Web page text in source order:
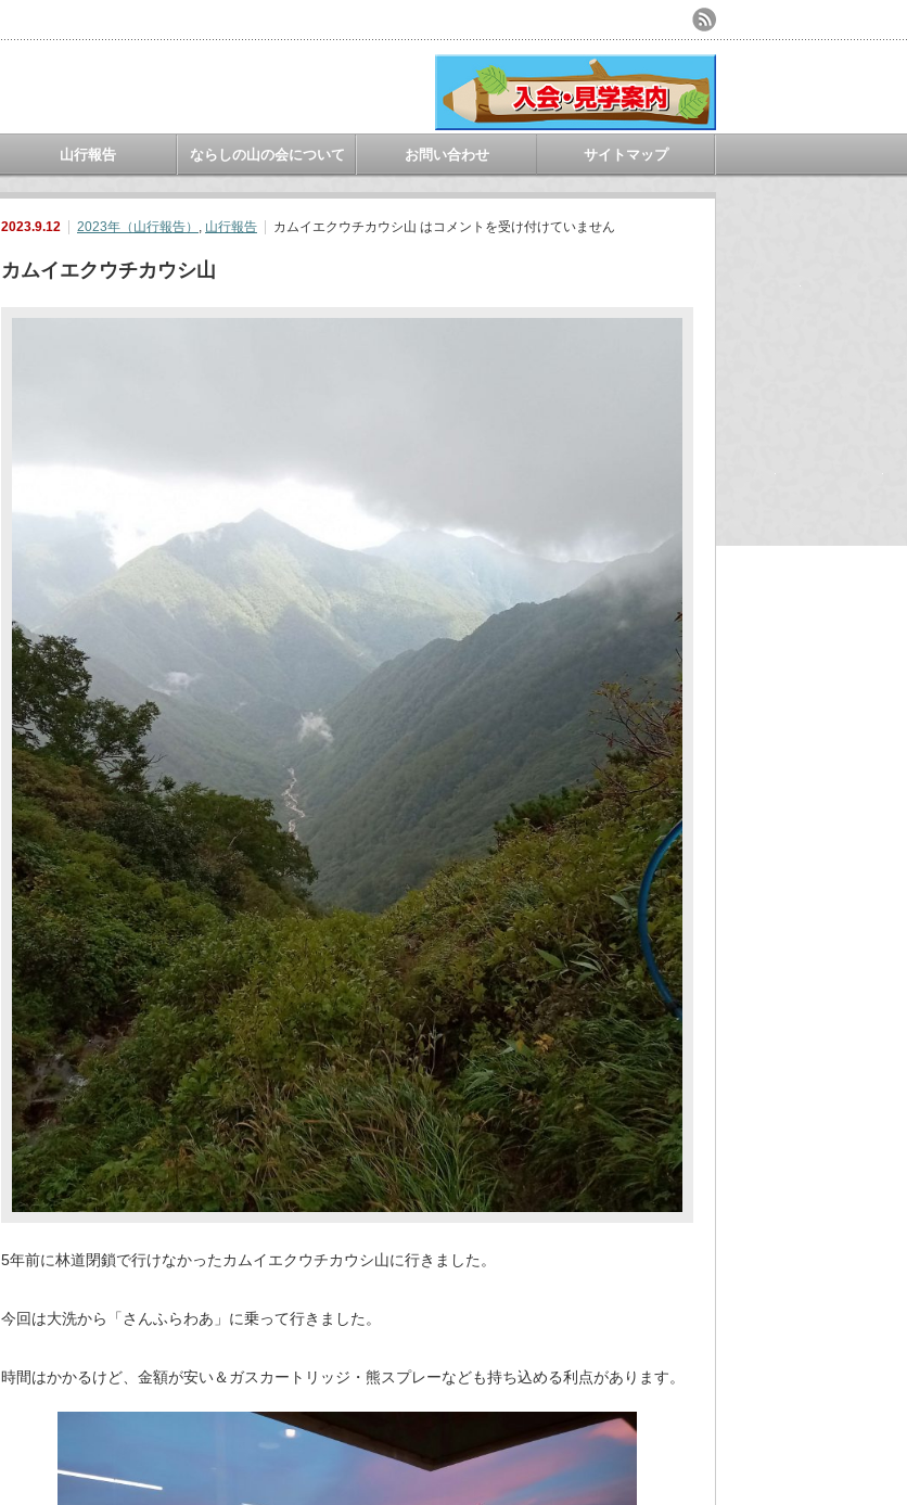
山行報告 ならしの山の会について お問い合わせ サイトマップ
2023.9.12 2023年（山行報告） , 山行報告 カムイエクウチカウシ山 はコメントを受け付けていません
カムイエクウチカウシ山
5年前に林道閉鎖で行けなかったカムイエクウチカウシ山に行きました。
今回は大洗から「さんふらわあ」に乗って行きました。
時間はかかるけど、金額が安い＆ガスカートリッジ・熊スプレーなども持ち込める利点があります。